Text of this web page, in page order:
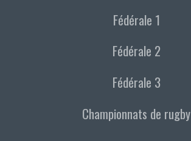
Fédérale 1
Fédérale 2
Fédérale 3
Championnats de rugby